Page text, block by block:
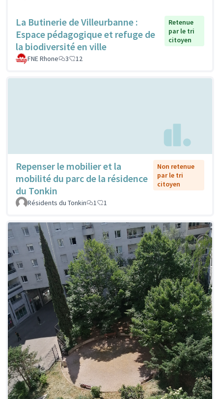
La Butinerie de Villeurbanne :
Espace pédagogique et refuge de
la biodiversité en ville
Retenue
par le tri
citoyen
FNE Rhone 3 12
Repenser le mobilier et la
mobilité du parc de la résidence
du Tonkin
Non retenue
par le tri
citoyen
Résidents du Tonkin 1 1